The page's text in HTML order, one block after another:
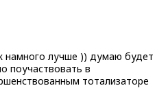
намного лучше )) думаю будет
поучаствовать в
тотализаторе